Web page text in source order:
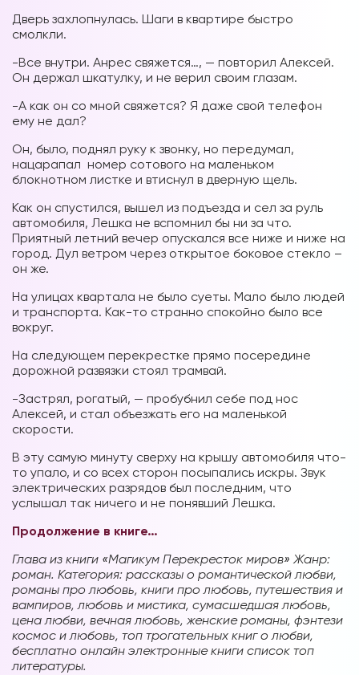
Дверь захлопнулась. Шаги в квартире быстро
смолкли.
-Все внутри. Анрес свяжется…, — повторил Алексей.
Он держал шкатулку, и не верил своим глазам.
-А как он со мной свяжется? Я даже свой телефон
ему не дал?
Он, было, поднял руку к звонку, но передумал,
нацарапал номер сотового на маленьком
блокнотном листке и втиснул в дверную щель.
Как он спустился, вышел из подъезда и сел за руль
автомобиля, Лешка не вспомнил бы ни за что.
Приятный летний вечер опускался все ниже и ниже на
город. Дул ветром через открытое боковое стекло –
он же.
На улицах квартала не было суеты. Мало было людей
и транспорта. Как-то странно спокойно было все
вокруг.
На следующем перекрестке прямо посередине
дорожной развязки стоял трамвай.
-Застрял, рогатый, — пробубнил себе под нос
Алексей, и стал объезжать его на маленькой
скорости.
В эту самую минуту сверху на крышу автомобиля что-
то упало, и со всех сторон посыпались искры. Звук
электрических разрядов был последним, что
услышал так ничего и не понявший Лешка.
Продолжение в книге…
Глава из книги «Магикум Перекресток миров» Жанр:
роман. Категория: рассказы о романтической любви,
романы про любовь, книги про любовь, путешествия и
вампиров, любовь и мистика, сумасшедшая любовь,
цена любви, вечная любовь, женские романы, фэнтези
космос и любовь, топ трогательных книг о любви,
бесплатно онлайн электронные книги список топ
литературы.